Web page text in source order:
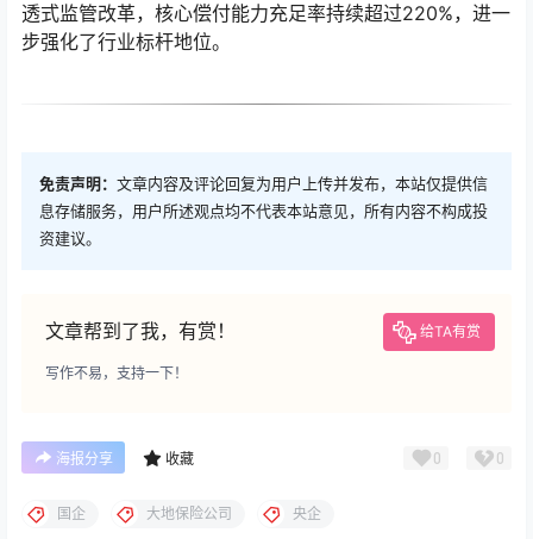
透式监管改革，核心偿付能力充足率持续超过220%，进一
步强化了行业标杆地位。
免责声明： 文章内容及评论回复为用户上传并发布，本站仅提供信
息存储服务，用户所述观点均不代表本站意见，所有内容不构成投
资建议。
文章帮到了我，有赏！ 给TA有赏
写作不易，支持一下！
海报分享 收藏 0 0
国企 大地保险公司 央企